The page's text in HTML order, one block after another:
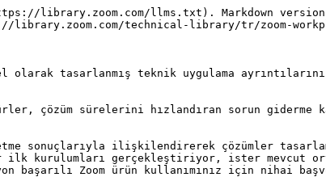
library.zoom.com/llms.txt). Markdown
technical-library/tr/zoom-
olarak tasarlanmış teknik uygulama
çözüm sürelerini hızlandıran sorun giderme
ilişkilendirerek çözümler
kurulumları gerçekleştiriyor, ister mevcut
başarılı Zoom ürün kullanımınız için nihai